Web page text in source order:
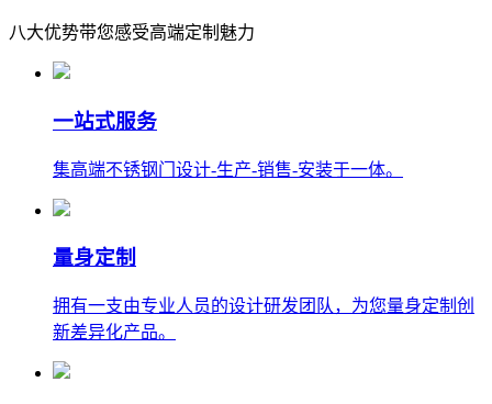
八大优势带您感受高端定制魅力
一站式服务
集高端不锈钢门设计-生产-销售-安装于一体。
量身定制
拥有一支由专业人员的设计研发团队，为您量身定制创
新差异化产品。